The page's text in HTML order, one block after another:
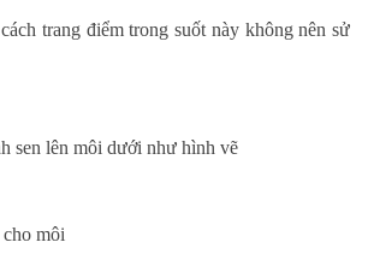
trang điểm trong suốt này không nên sử
sen lên môi dưới như hình vẽ
cho môi